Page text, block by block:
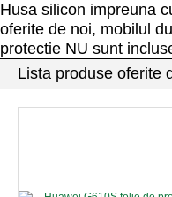
Husa silicon impreuna
oferite de noi, mobilul
protectie NU sunt
Lista produse oferite